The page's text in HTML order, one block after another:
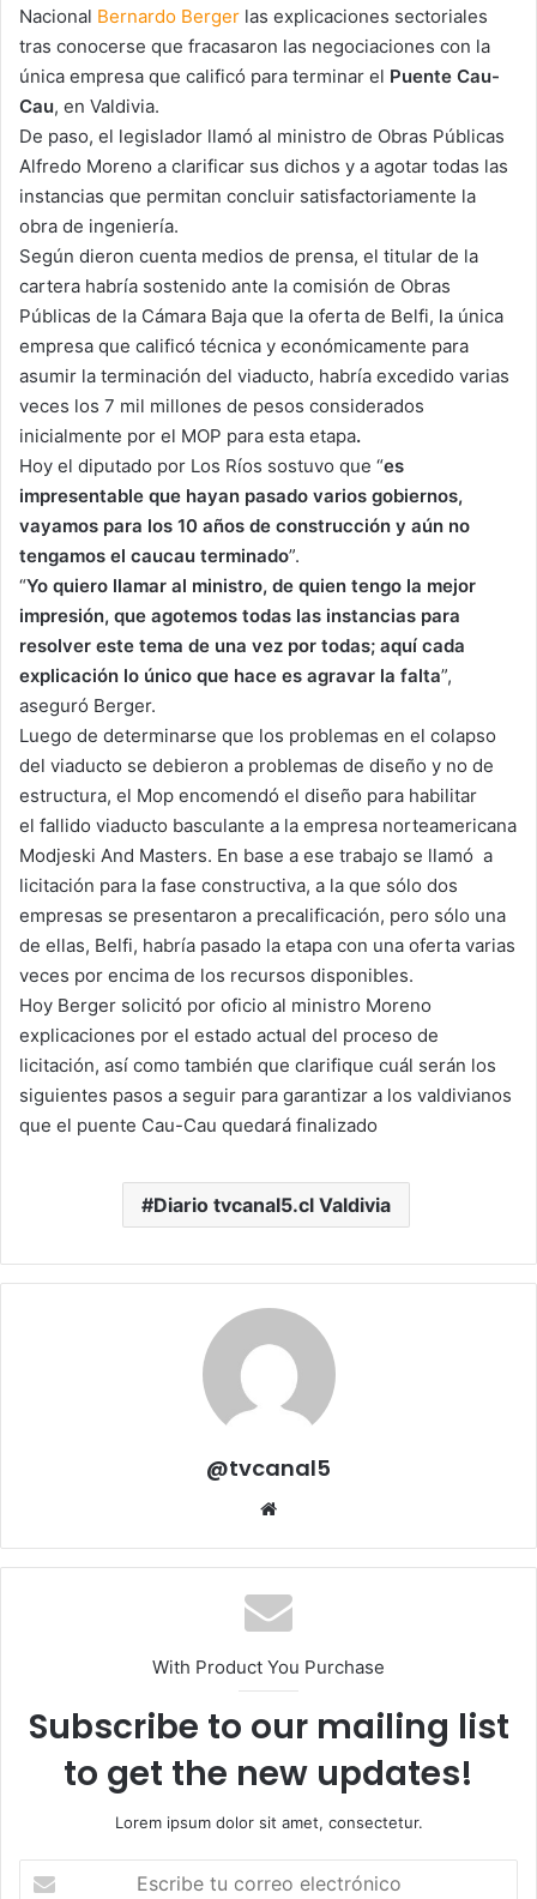
Nacional Bernardo Berger las explicaciones sectoriales
tras conocerse que fracasaron las negociaciones con la
única empresa que calificó para terminar el Puente Cau-
Cau, en Valdivia.
De paso, el legislador llamó al ministro de Obras Públicas
Alfredo Moreno a clarificar sus dichos y a agotar todas las
instancias que permitan concluir satisfactoriamente la
obra de ingeniería.
Según dieron cuenta medios de prensa, el titular de la
cartera habría sostenido ante la comisión de Obras
Públicas de la Cámara Baja que la oferta de Belfi, la única
empresa que calificó técnica y económicamente para
asumir la terminación del viaducto, habría excedido varias
veces los 7 mil millones de pesos considerados
inicialmente por el MOP para esta etapa.
Hoy el diputado por Los Ríos sostuvo que “es
impresentable que hayan pasado varios gobiernos,
vayamos para los 10 años de construcción y aún no
tengamos el caucau terminado”.
“Yo quiero llamar al ministro, de quien tengo la mejor
impresión, que agotemos todas las instancias para
resolver este tema de una vez por todas; aquí cada
explicación lo único que hace es agravar la falta”,
aseguró Berger.
Luego de determinarse que los problemas en el colapso
del viaducto se debieron a problemas de diseño y no de
estructura, el Mop encomendó el diseño para habilitar
el fallido viaducto basculante a la empresa norteamericana
Modjeski And Masters. En base a ese trabajo se llamó a
licitación para la fase constructiva, a la que sólo dos
empresas se presentaron a precalificación, pero sólo una
de ellas, Belfi, habría pasado la etapa con una oferta varias
veces por encima de los recursos disponibles.
Hoy Berger solicitó por oficio al ministro Moreno
explicaciones por el estado actual del proceso de
licitación, así como también que clarifique cuál serán los
siguientes pasos a seguir para garantizar a los valdivianos
que el puente Cau-Cau quedará finalizado
Diario tvcanal5.cl Valdivia
@tvcanal5
With Product You Purchase
Subscribe to our mailing list
to get the new updates!
Lorem ipsum dolor sit amet, consectetur.